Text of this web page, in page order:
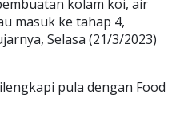
kolam koi, air
masuk ke tahap 4,
Selasa (21/3/2023)
pula dengan Food